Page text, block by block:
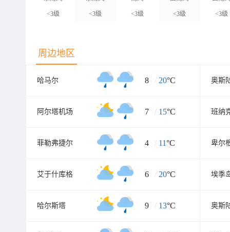
<3级 <3级 <3级 <3级 <3级
周边地区
哈马尔 8 / 20°C 奥斯
阿尔塔机场 7 / 15°C 班纳
菲勒弗捷尔 4 / 11°C 卑尔
艾于什库格 6 / 20°C 埃季
哈尔斯塔 9 / 13°C 奥斯